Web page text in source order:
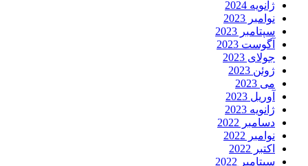
ژانویه 2024
نوامبر 2023
سپتامبر 2023
آگوست 2023
جولای 2023
ژوئن 2023
می 2023
آوریل 2023
ژانویه 2023
دسامبر 2022
نوامبر 2022
اکتبر 2022
سپتامبر 2022